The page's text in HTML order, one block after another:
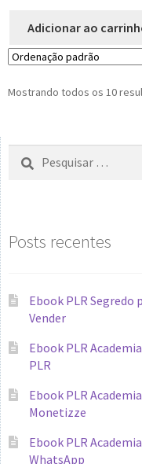
Adicionar ao
Mostrando todos os 10
Posts recentes
Ebook PLR Segredo
Vender
Ebook PLR
PLR
Ebook PLR
Monetizze
Ebook PLR
WhatsApp